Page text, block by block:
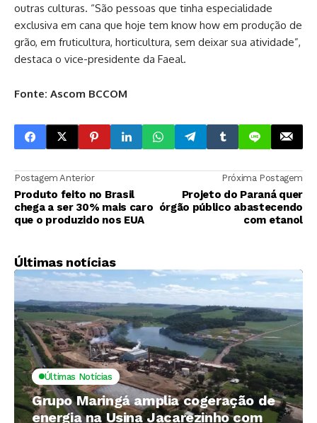
outras culturas. “São pessoas que tinha especialidade
exclusiva em cana que hoje tem know how em produção de
grão, em fruticultura, horticultura, sem deixar sua atividade”,
destaca o vice-presidente da Faeal.
Fonte: Ascom BCCOM
Postagem Anterior
Produto feito no Brasil
chega a ser 30% mais caro
que o produzido nos EUA
Próxima Postagem
Projeto do Paraná quer
órgão público abastecendo
com etanol
Últimas notícias
Últimas Notícias
Grupo Maringá amplia cogeração de
energia na Usina Jacarezinho com